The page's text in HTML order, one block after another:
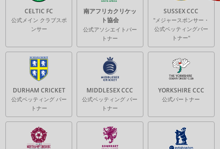
CELTIC FC
公式メイン クラブスポ
ンサー
南アフリカクリケッ
ト協会
公式アソシエイトパー
トナー
SUSSEX CCC
"メジャースポンサー・
公式ベッティングパー
トナー"
DURHAM CRICKET
公式ベッティング パー
トナー
MIDDLESEX CCC
公式ベッティング パー
トナー
YORKSHIRE CCC
公式パートナー